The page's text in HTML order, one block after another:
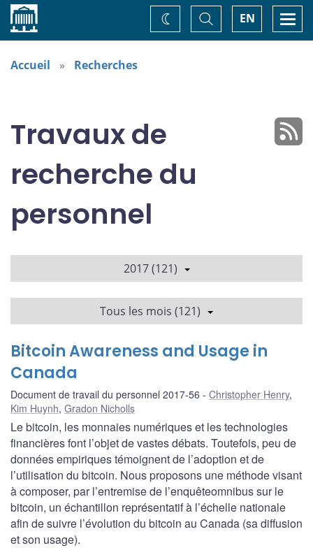
Accueil EN
Basculer
la
recherche
Changez
de
Accueil Recherches
Travaux de
recherche du
personnel
2017 (121)
Tous les mois (121)
Bitcoin Awareness and Usage in
Canada
Document de travail du personnel 2017-56 Christopher Henry,
Kim Huynh, Gradon Nicholls
Le bitcoin, les monnaies numériques et les technologies
financières font l’objet de vastes débats. Toutefois, peu de
données empiriques témoignent de l’adoption et de
l’utilisation du bitcoin. Nous proposons une méthode visant
à composer, par l’entremise de l’enquêteomnibus sur le
bitcoin, un échantillon représentatif à l’échelle nationale
afin de suivre l’évolution du bitcoin au Canada (sa diffusion
et son usage).